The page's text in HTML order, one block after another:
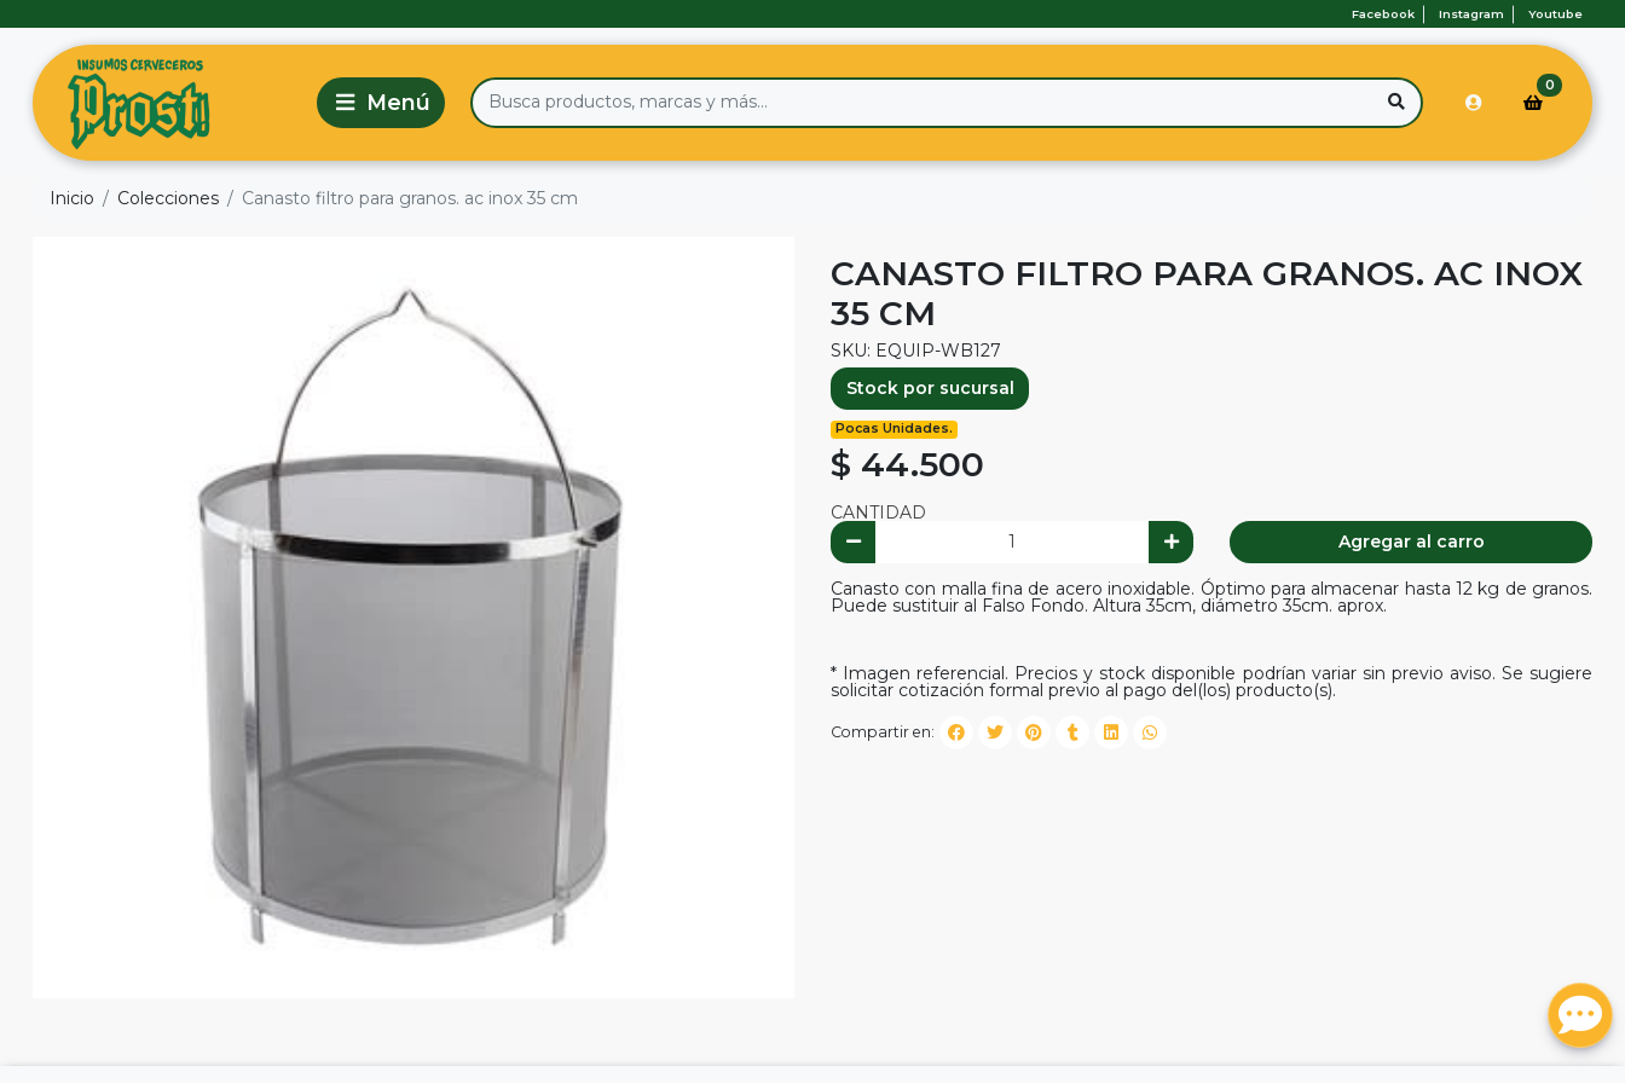
Facebook Instagram Youtube
0
Inicio Colecciones Canasto filtro para granos. ac inox 35 cm
CANASTO FILTRO PARA GRANOS. AC INOX
35 CM
SKU: EQUIP-WB127
Stock por sucursal
Pocas Unidades.
$ 44.500
CANTIDAD
Agregar al carro
Canasto con malla fina de acero inoxidable. Óptimo para almacenar hasta 12 kg de granos.
Puede sustituir al Falso Fondo. Altura 35cm, diámetro 35cm. aprox.
* Imagen referencial. Precios y stock disponible podrían variar sin previo aviso. Se sugiere
solicitar cotización formal previo al pago del(los) producto(s).
Compartir en: